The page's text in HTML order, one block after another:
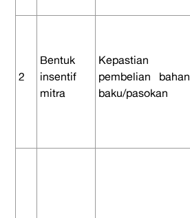
2
Bentuk
insentif
mitra
Kepastian
pembelian bahan
baku/pasokan